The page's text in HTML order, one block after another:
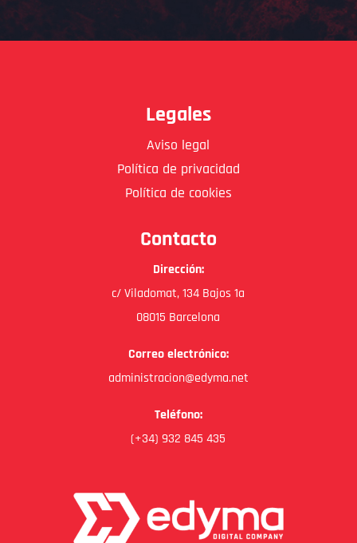
Legales
Aviso legal
Política de privacidad
Política de cookies
Contacto
Dirección:
c/ Viladomat, 134 Bajos 1a
08015 Barcelona
Correo electrónico:
administracion@edyma.net
Teléfono:
(+34) 932 845 435